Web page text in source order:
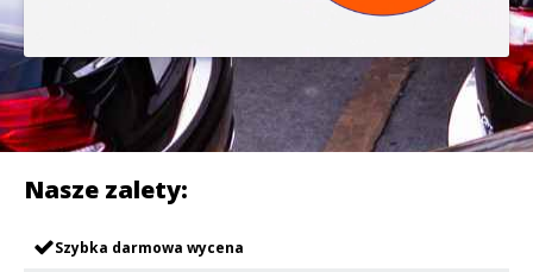
Nasze zalety:
Szybka darmowa wycena